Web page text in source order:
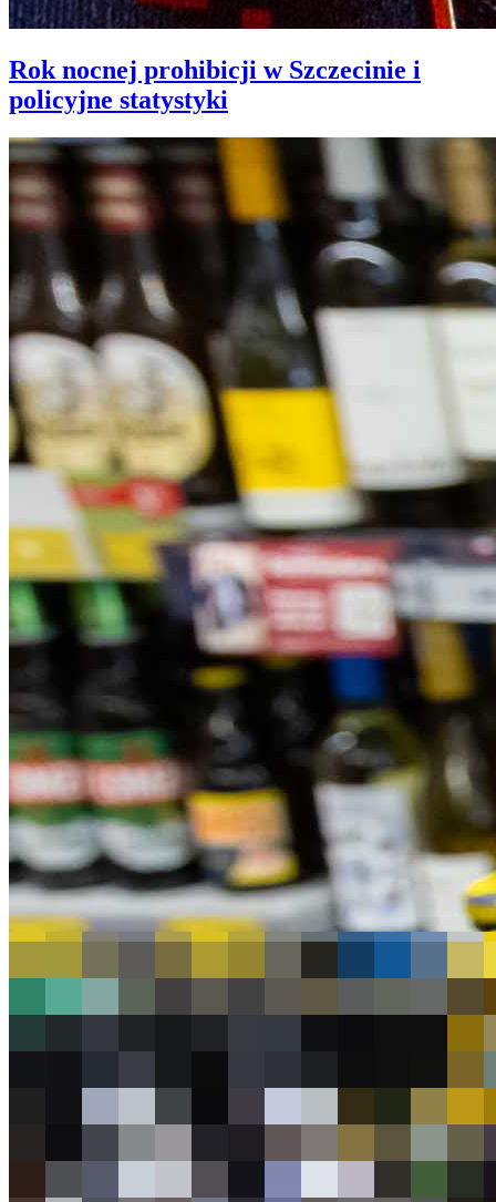
Rok nocnej prohibicji w Szczecinie i
policyjne statystyki